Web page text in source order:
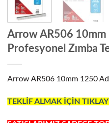
Arrow AR506
Profesyonel Zımba
Arrow AR506 10mm 1250
TEKLİF ALMAK İÇİN